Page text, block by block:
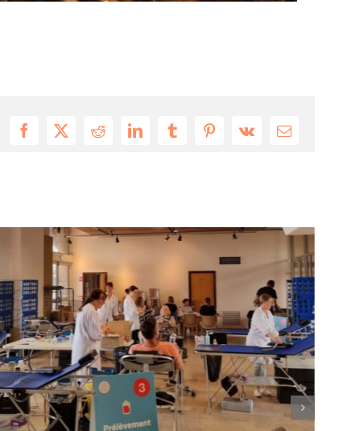
Facebook
X RedditLinkedInTumblrPinterest
Vk Email